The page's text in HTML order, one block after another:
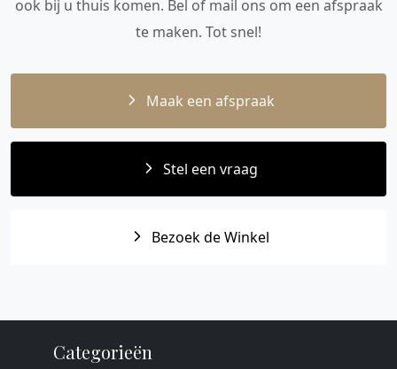
ook bij u thuis komen. Bel of mail ons om een afspraak
te maken. Tot snel!
Maak een afspraak
Stel een vraag
Bezoek de Winkel
Categorieën